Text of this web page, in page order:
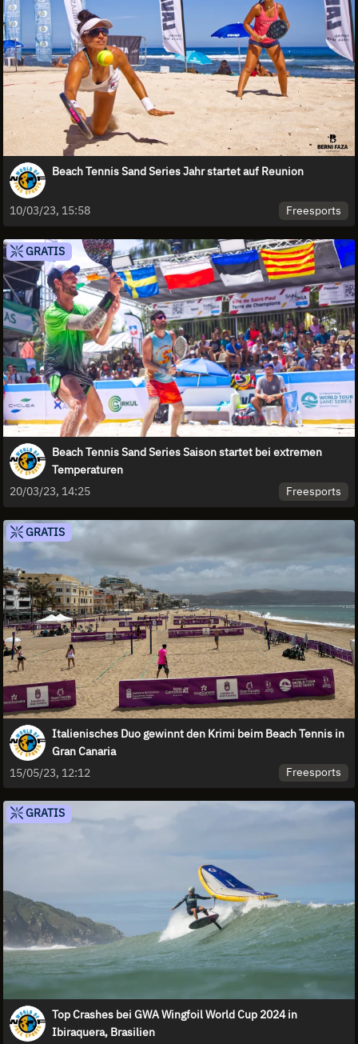
Beach Tennis Sand Series Jahr startet auf Reunion
10/03/23, 15:58 Freesports
GRATIS
Beach Tennis Sand Series Saison startet bei extremen
Temperaturen
20/03/23, 14:25
Freesports
GRATIS
Italienisches Duo gewinnt den Krimi beim Beach Tennis in
Gran Canaria
15/05/23, 12:12
Freesports
GRATIS
Top Crashes bei GWA Wingfoil World Cup 2024 in
Ibiraquera, Brasilien